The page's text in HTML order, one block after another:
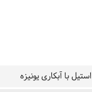
استیل با آبکاری یونیزه